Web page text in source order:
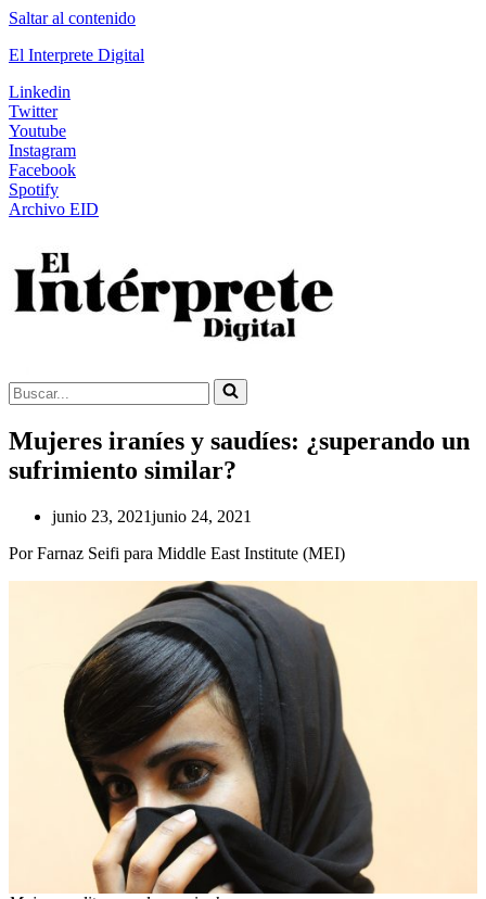
Saltar al contenido
El Interprete Digital
Linkedin
Twitter
Youtube
Instagram
Facebook
Spotify
Archivo EID
Buscar...
Mujeres iraníes y saudíes: ¿superando un
sufrimiento similar?
junio 23, 2021junio 24, 2021
Por Farnaz Seifi para Middle East Institute (MEI)